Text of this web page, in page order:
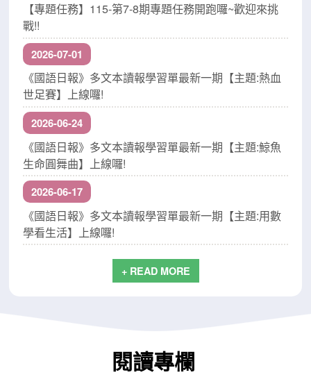
【專題任務】115-第7-8期專題任務開跑囉~歡迎來挑
戰!!
2026-07-01
《國語日報》多文本讀報學習單最新一期【主題:熱血
世足賽】上線囉!
2026-06-24
《國語日報》多文本讀報學習單最新一期【主題:鯨魚
生命圓舞曲】上線囉!
2026-06-17
《國語日報》多文本讀報學習單最新一期【主題:用數
學看生活】上線囉!
+ READ MORE
閱讀專欄